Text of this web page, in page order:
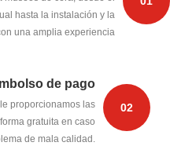
hasta la instalación y la
una amplia experiencia
02
de pago
proporcionamos las
gratuita en caso
de mala calidad.